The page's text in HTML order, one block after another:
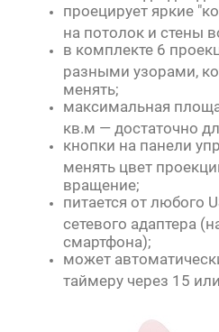
проецирует яркие
на потолок и стены
в комплекте 6
разными узорами,
менять;
максимальная
кв.м — достаточно
кнопки на панели
менять цвет
вращение;
питается от любого
сетевого адаптера
смартфона);
может
таймеру через 15